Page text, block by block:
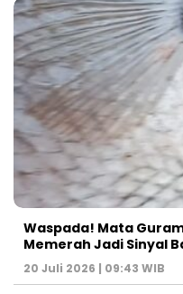
Waspada! Mata
Memerah Jadi Sinyal
20 Juli 2026 | 09:43 WIB